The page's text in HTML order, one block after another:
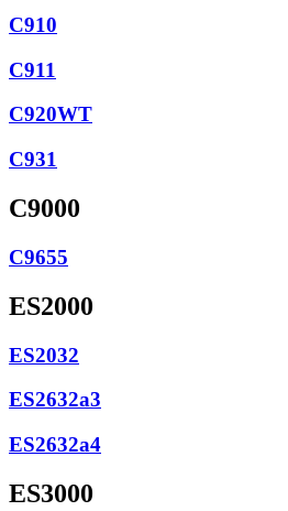
C910
C911
C920WT
C931
C9000
C9655
ES2000
ES2032
ES2632a3
ES2632a4
ES3000